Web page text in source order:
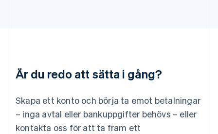
Är du redo att sätta i gång?
Skapa ett konto och börja ta emot betalningar
– inga avtal eller bankuppgifter behövs – eller
kontakta oss för att ta fram ett
English简体中文
Malta
Mexiko
English
Nederländerna
NederlandsEnglish